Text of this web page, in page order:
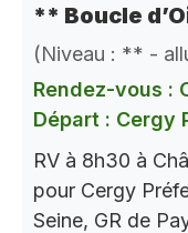
** Boucle
(Niveau : ** -
Rendez-vous :
Départ : Cergy
RV à 8h30 à
pour Cergy
Seine, GR de